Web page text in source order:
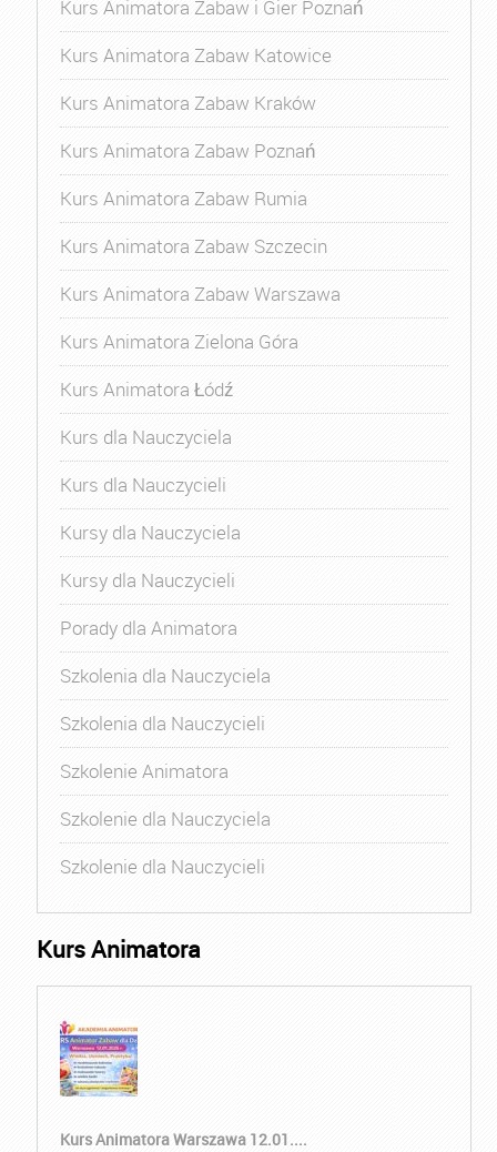
Kurs Animatora Zabaw i Gier Poznań
Kurs Animatora Zabaw Katowice
Kurs Animatora Zabaw Kraków
Kurs Animatora Zabaw Poznań
Kurs Animatora Zabaw Rumia
Kurs Animatora Zabaw Szczecin
Kurs Animatora Zabaw Warszawa
Kurs Animatora Zielona Góra
Kurs Animatora Łódź
Kurs dla Nauczyciela
Kurs dla Nauczycieli
Kursy dla Nauczyciela
Kursy dla Nauczycieli
Porady dla Animatora
Szkolenia dla Nauczyciela
Szkolenia dla Nauczycieli
Szkolenie Animatora
Szkolenie dla Nauczyciela
Szkolenie dla Nauczycieli
Kurs Animatora
Kurs Animatora Warszawa 12.01....